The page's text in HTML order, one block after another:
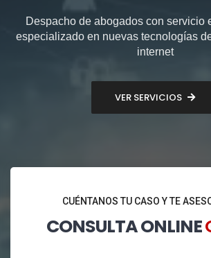
Despacho de abogados con servicio
especializado en nuevas tecnologías
internet
VER SERVICIOS
CUÉNTANOS TU CASO Y TE
CONSULTA ONLINE